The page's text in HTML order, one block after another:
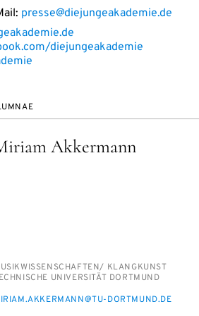
presse@diejungeakademie.de
diejungeakademie
Akkermann
KLANG­KUNST
UNI­VER­SI­TÄT DORT­MUND
DORT­MUND.DE